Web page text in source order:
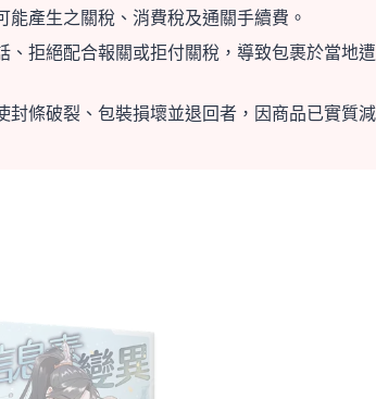
產生之關稅、消費稅及通關手續費。
、拒絕配合報關或拒付關稅，導致包裹於當地
封條破裂、包裝損壞並退回者，因商品已實質